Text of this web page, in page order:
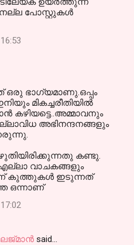
പോസ്റ്റുകള്‍
ഭാഗ്യമാണു.ഒപ്പം
മികച്ചരീതിയില്‍
കഴിയട്ടെ..അമ്മാവനും
അഭിനന്ദനങ്ങളും
കണ്ടു.
വാചകങ്ങളും
കുത്തുകള്‍ ഇടുന്നത്
ഒന്നാണ്
said…